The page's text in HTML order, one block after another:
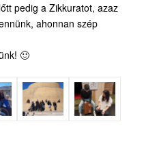
pedig a Zikkuratot, azaz
ahonnan szép
🙂